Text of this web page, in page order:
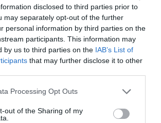
disclosed to third parties prior to
may separately opt-out of the further
personal information by third parties on the
participants. This information may
by us to third parties on the IAB’s List of
that may further disclose it to other
Processing Opt Outs
out of the Sharing of my
LAISSER UN COMMENTAIRE
FAIRE UN DON